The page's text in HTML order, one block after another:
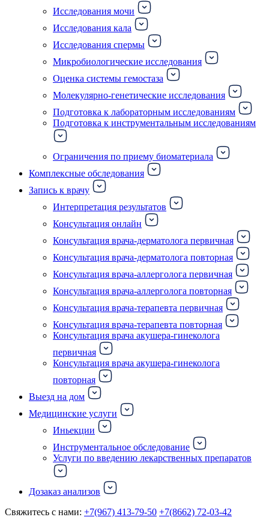
Исследования мочи
Исследования кала
Исследования спермы
Микробиологические исследования
Оценка системы гемостаза
Молекулярно-генетические исследования
Подготовка к лабораторным исследованиям
Подготовка к инструментальным исследованиям
Ограничения по приему биоматериала
Комплексные обследования
Запись к врачу
Интерпретация результатов
Консультация онлайн
Консультация врача-дерматолога первичная
Консультация врача-дерматолога повторная
Консультация врача-аллерголога первичная
Консультация врача-аллерголога повторная
Консультация врача-терапевта первичная
Консультация врача-терапевта повторная
Консультация врача акушера-гинеколога
первичная
Консультация врача акушера-гинеколога
повторная
Выезд на дом
Медицинские услуги
Иньекции
Инструментальное обследование
Услуги по введению лекарственных препаратов
Дозаказ анализов
Свяжитесь с нами: +7(967) 413-79-50 +7(8662) 72-03-42